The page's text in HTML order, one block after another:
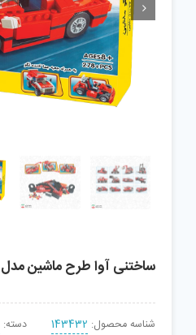

ساختنی آوا طرح ماشین مدل AMT3110 کد 1
شناسه محصول: 143432 دسته: